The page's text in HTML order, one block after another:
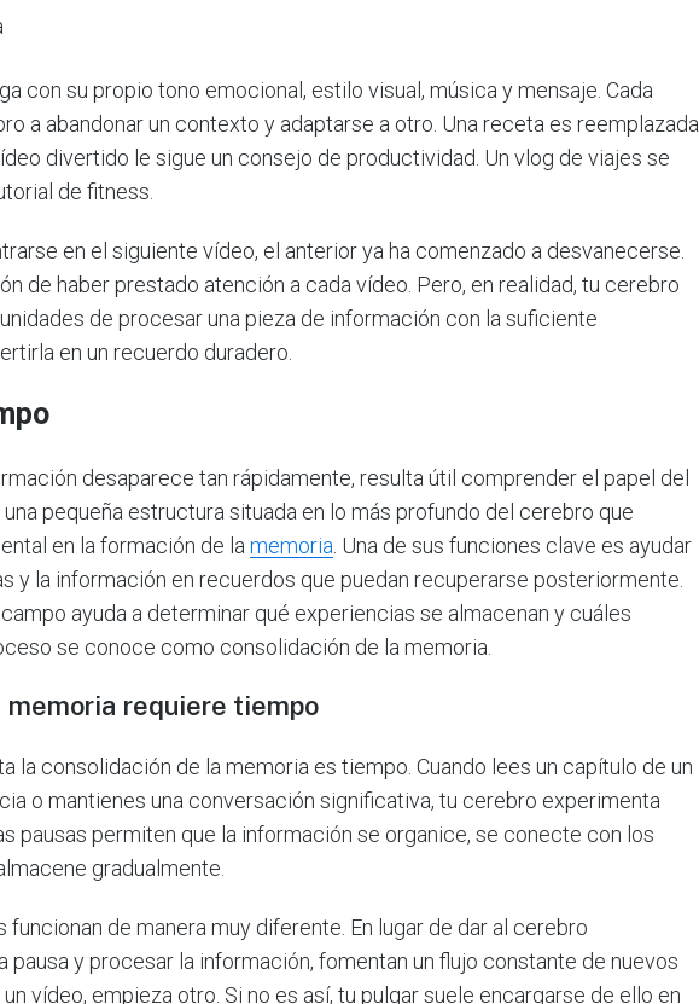
con su propio tono emocional, estilo visual, música y mensaje. Cada
a abandonar un contexto y adaptarse a otro. Una receta es reemplazada
divertido le sigue un consejo de productividad. Un vlog de viajes se
de fitness.
en el siguiente vídeo, el anterior ya ha comenzado a desvanecerse.
de haber prestado atención a cada vídeo. Pero, en realidad, tu cerebro
de procesar una pieza de información con la suficiente
en un recuerdo duradero.
desaparece tan rápidamente, resulta útil comprender el papel del
pequeña estructura situada en lo más profundo del cerebro que
en la formación de la memoria . Una de sus funciones clave es ayudar
y la información en recuerdos que puedan recuperarse posteriormente.
ayuda a determinar qué experiencias se almacenan y cuáles
se conoce como consolidación de la memoria.
memoria requiere tiempo
la consolidación de la memoria es tiempo. Cuando lees un capítulo de un
o mantienes una conversación significativa, tu cerebro experimenta
pausas permiten que la información se organice, se conecte con los
gradualmente.
de manera muy diferente. En lugar de dar al cerebro
pausa y procesar la información, fomentan un flujo constante de nuevos
vídeo, empieza otro. Si no es así, tu pulgar suele encargarse de ello en